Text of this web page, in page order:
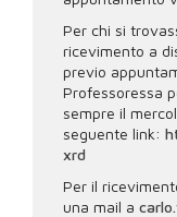
Per chi si
ricevimento a
previo
Professoressa
sempre il
seguente link:
xrd
Per il
una mail a